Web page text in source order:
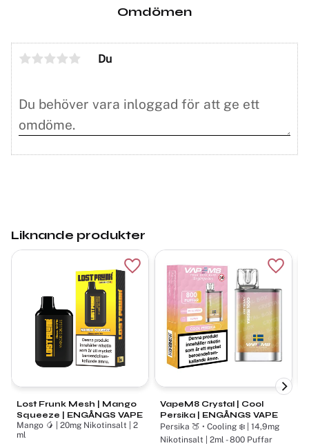
Omdömen
Du
Liknande produkter
Lost Frunk Mesh | Mango
Squeeze | ENGÅNGS VAPE
Mango 🥭 | 20mg Nikotinsalt | 2
ml
Lägg till i favoriter
VapeM8 Crystal | Cool
Persika | ENGÅNGS VAPE
Persika 🍑 • Cooling ❄️ | 14,9mg
Nikotinsalt | 2ml - 800 Puffar
Lägg